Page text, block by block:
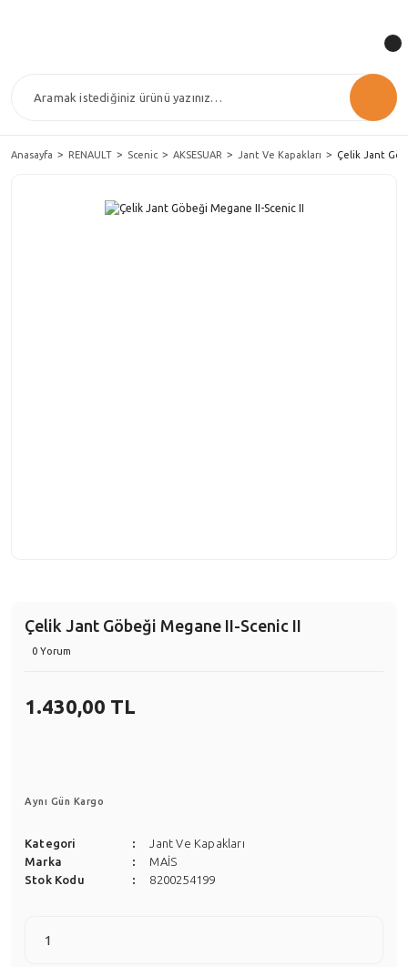
Anasayfa RENAULT Scenic AKSESUAR Jant Ve Kapakları Çelik Jant
Çelik Jant Göbeği Megane II-Scenic II
0 Yorum
1.430,00 TL
Aynı Gün Kargo
Kategori
Jant Ve Kapakları
Marka
MAİS
Stok Kodu
8200254199